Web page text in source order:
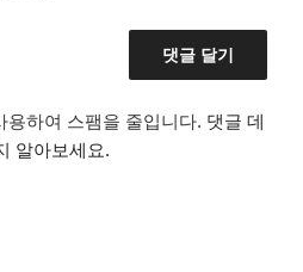
용하여 스팸을 줄입니다. 댓글 데
알아보세요.